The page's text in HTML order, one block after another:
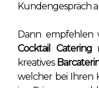
Kundengespräch
Dann empfehlen
Cocktail Catering
kreatives
welcher bei Ihren